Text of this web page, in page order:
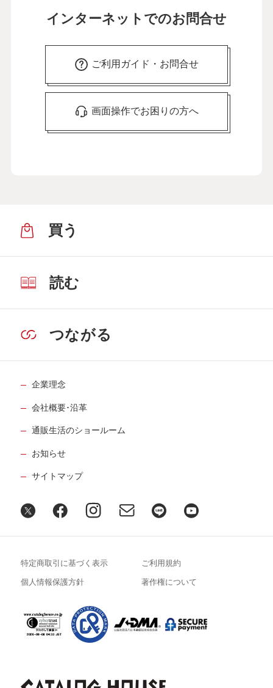
インターネットでのお問合せ
ご利用ガイド・お問合せ
画面操作でお困りの方へ
買う
読む
つながる
企業理念
会社概要･沿革
通販生活のショールーム
お知らせ
サイトマップ
特定商取引に基づく表示 ご利用規約
個人情報保護方針 著作権について